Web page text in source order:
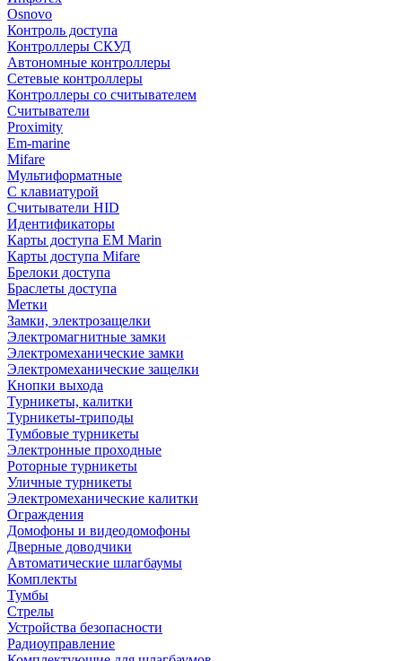
Osnovo
Контроль доступа
Контроллеры СКУД
Автономные контроллеры
Сетевые контроллеры
Контроллеры со считывателем
Считыватели
Proximity
Em-marine
Mifare
Мультиформатные
С клавиатурой
Считыватели HID
Идентификаторы
Карты доступа EM Marin
Карты доступа Mifare
Брелоки доступа
Браслеты доступа
Метки
Замки, электрозащелки
Электромагнитные замки
Электромеханические замки
Электромеханические защелки
Кнопки выхода
Турникеты, калитки
Турникеты-триподы
Тумбовые турникеты
Электронные проходные
Роторные турникеты
Уличные турникеты
Электромеханические калитки
Ограждения
Домофоны и видеодомофоны
Дверные доводчики
Автоматические шлагбаумы
Комплекты
Тумбы
Стрелы
Устройства безопасности
Радиоуправление